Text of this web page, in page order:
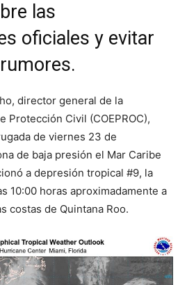
las
oficiales y evitar
director general de la
Protección Civil (COEPROC),
de viernes 23 de
de baja presión el Mar Caribe
a depresión tropical #9, la
10:00 horas aproximadamente a
costas de Quintana Roo.